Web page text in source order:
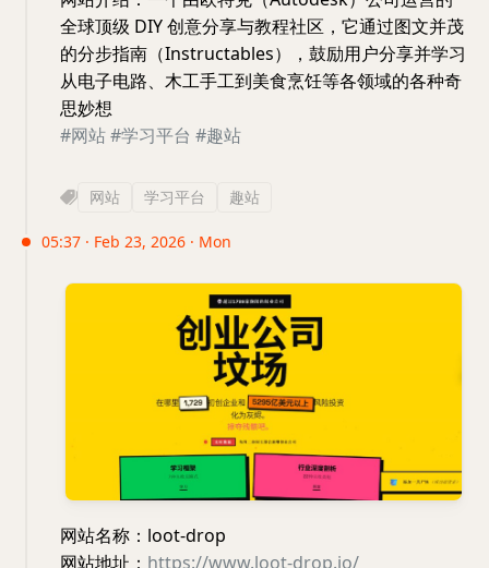
全球顶级 DIY 创意分享与教程社区，它通过图文并茂
的分步指南（Instructables），鼓励用户分享并学习
从电子电路、木工手工到美食烹饪等各领域的各种奇
思妙想
#网站#学习平台 #趣站
网站 学习平台 趣站
05:37 · Feb 23, 2026 · Mon
网站名称：loot-drop
网站地址： https://www.loot-drop.io/